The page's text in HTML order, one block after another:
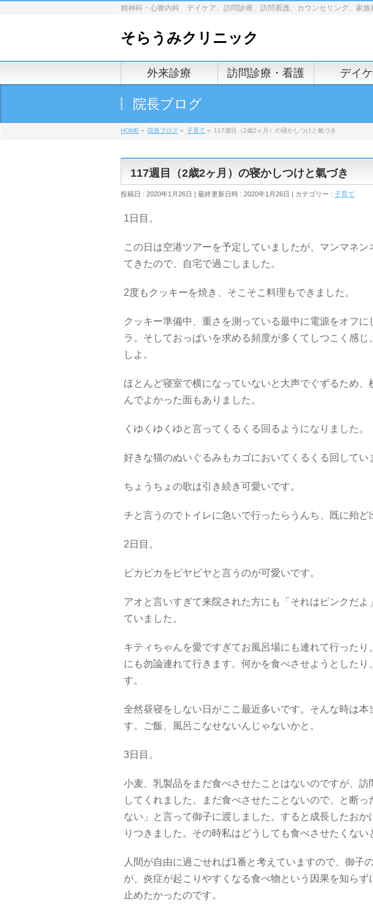
精神科・心療内科 デイケア、訪問診療、訪問看護、カウンセリング、家族
そらうみクリニック
外来診療 訪問診療・看護 デイ
院長ブログ
HOME » 院長ブログ » 子育て » 117週目（2歳2ヶ月）の寝かしつけと氣づき
117週目（2歳2ヶ月）の寝かしつけと氣づき
投稿日 : 2020年1月26日 最終更新日時 : 2020年1月26日 カテゴリー : 子育て
1日目。
この日は空港ツアーを予定していましたが、マンマネ
てきたので、自宅で過ごしました。
2度もクッキーを焼き、そこそこ料理もできました。
クッキー準備中、重さを測っている最中に電源をオフに
ラ。そしておっぱいを求める頻度が多くてしつこく感
しよ。
ほとんど寝室で横になっていないと大声でぐずるため
んでよかった面もありました。
くゆくゆくゆと言ってくるくる回るようになりました。
好きな猫のぬいぐるみもカゴにおいてくるくる回してい
ちょうちょの歌は引き続き可愛いです。
チと言うのでトイレに急いで行ったらうんち、既に殆ど
2日目。
ピカピカをピヤピヤと言うのが可愛いです。
アオと言いすぎて来院された方にも「それはピンクだ
ていました。
キティちゃんを愛ですぎてお風呂場にも連れて行った
にも勿論連れて行きます。何かを食べさせようとしたり
す。
全然昼寝をしない日がここ最近多いです。そんな時は本
す。ご飯、風呂こなせないんじゃないかと。
3日目。
小麦、乳製品をまだ食べさせたことはないのですが、
してくれました。まだ食べさせたことないので、と断
ない」と言って御子に渡しました。すると成長したお
りつきました。その時私はどうしても食べさせたくない
人間が自由に過ごせれば1番と考えていますので、御子
が、炎症が起こりやすくなる食べ物という因果を知ら
止めたかったのです。